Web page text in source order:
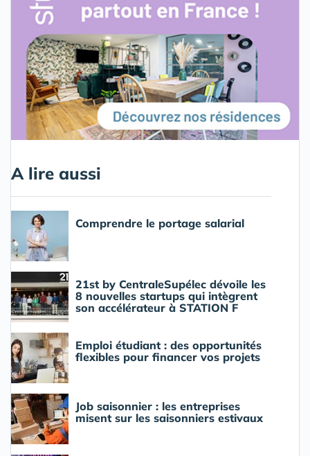
A lire aussi
Comprendre le portage salarial
21st by CentraleSupélec dévoile les
8 nouvelles startups qui intègrent
son accélérateur à STATION F
Emploi étudiant : des opportunités
flexibles pour financer vos projets
Job saisonnier : les entreprises
misent sur les saisonniers estivaux